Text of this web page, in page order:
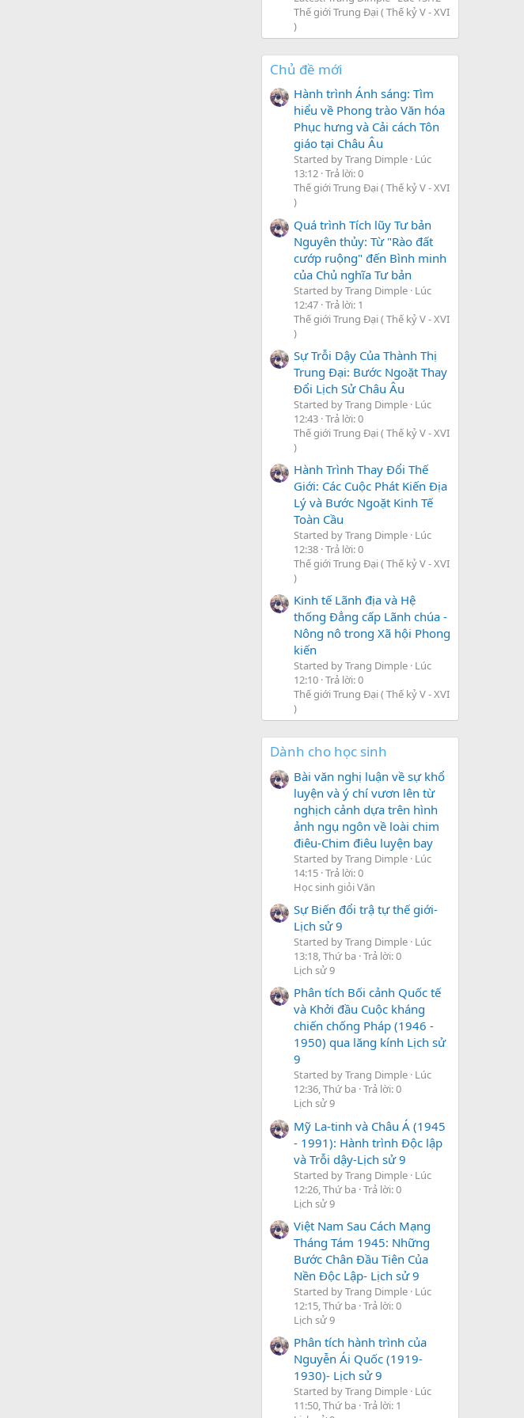
Thế giới Trung Đại ( Thế kỷ V - XVI
)
Chủ đề mới
Hành trình Ánh sáng: Tìm
hiểu về Phong trào Văn hóa
Phục hưng và Cải cách Tôn
giáo tại Châu Âu
Started by Trang Dimple Lúc
13:12 Trả lời: 0
Thế giới Trung Đại ( Thế kỷ V - XVI
)
Quá trình Tích lũy Tư bản
Nguyên thủy: Từ "Rào đất
cướp ruộng" đến Bình minh
của Chủ nghĩa Tư bản
Started by Trang Dimple Lúc
12:47 Trả lời: 1
Thế giới Trung Đại ( Thế kỷ V - XVI
)
Sự Trỗi Dậy Của Thành Thị
Trung Đại: Bước Ngoặt Thay
Đổi Lịch Sử Châu Âu
Started by Trang Dimple Lúc
12:43 Trả lời: 0
Thế giới Trung Đại ( Thế kỷ V - XVI
)
Hành Trình Thay Đổi Thế
Giới: Các Cuộc Phát Kiến Địa
Lý và Bước Ngoặt Kinh Tế
Toàn Cầu
Started by Trang Dimple Lúc
12:38 Trả lời: 0
Thế giới Trung Đại ( Thế kỷ V - XVI
)
Kinh tế Lãnh địa và Hệ
thống Đẳng cấp Lãnh chúa -
Nông nô trong Xã hội Phong
kiến
Started by Trang Dimple Lúc
12:10 Trả lời: 0
Thế giới Trung Đại ( Thế kỷ V - XVI
)
Dành cho học sinh
Bài văn nghị luận về sự khổ
luyện và ý chí vươn lên từ
nghịch cảnh dựa trên hình
ảnh ngụ ngôn về loài chim
điêu-Chim điêu luyện bay
Started by Trang Dimple Lúc
14:15 Trả lời: 0
Học sinh giỏi Văn
Sự Biến đổi trậ tự thế giới-
Lịch sử 9
Started by Trang Dimple Lúc
13:18, Thứ ba Trả lời: 0
Lịch sử 9
Phân tích Bối cảnh Quốc tế
và Khởi đầu Cuộc kháng
chiến chống Pháp (1946 -
1950) qua lăng kính Lịch sử
9
Started by Trang Dimple Lúc
12:36, Thứ ba Trả lời: 0
Lịch sử 9
Mỹ La-tinh và Châu Á (1945
- 1991): Hành trình Độc lập
và Trỗi dậy-Lịch sử 9
Started by Trang Dimple Lúc
12:26, Thứ ba Trả lời: 0
Lịch sử 9
Việt Nam Sau Cách Mạng
Tháng Tám 1945: Những
Bước Chân Đầu Tiên Của
Nền Độc Lập- Lịch sử 9
Started by Trang Dimple Lúc
12:15, Thứ ba Trả lời: 0
Lịch sử 9
Phân tích hành trình của
Nguyễn Ái Quốc (1919-
1930)- Lịch sử 9
Started by Trang Dimple Lúc
11:50, Thứ ba Trả lời: 1